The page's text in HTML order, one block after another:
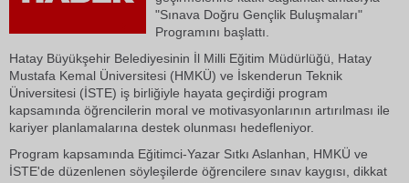
"Sınava Doğru Gençlik Buluşmaları"
Programını başlattı.
Hatay Büyükşehir Belediyesinin İl Milli Eğitim Müdürlüğü, Hatay
Mustafa Kemal Üniversitesi (HMKÜ) ve İskenderun Teknik
Üniversitesi (İSTE) iş birliğiyle hayata geçirdiği program
kapsamında öğrencilerin moral ve motivasyonlarının artırılması ile
kariyer planlamalarına destek olunması hedefleniyor.
Program kapsamında Eğitimci-Yazar Sıtkı Aslanhan, HMKÜ ve
İSTE'de düzenlenen söyleşilerde öğrencilere sınav kaygısı, dikkat